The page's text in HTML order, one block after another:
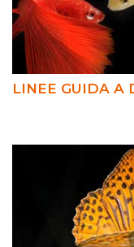
LINEE GUIDA A